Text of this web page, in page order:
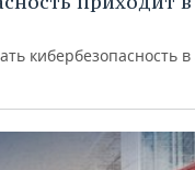
кибербезопасность в